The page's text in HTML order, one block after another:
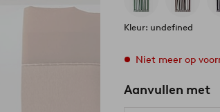
Kleur: undefined
Niet meer op
Aanvullen met